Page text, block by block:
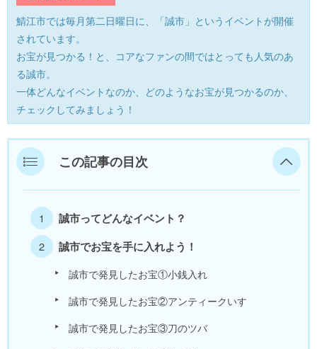
鯖江市では毎月第二日曜日に、「誠市」というイベントが開催
されています。
お宝が見つかる！と、コアなファンの間ではとっても人気のあ
る誠市。
一体どんなイベントなのか、どのようなお宝が見つかるのか、
チェックしてみましょう！
この記事の目次
誠市ってどんなイベント？
誠市でお宝を手に入れよう！
誠市で発見したお宝①小銭入れ
誠市で発見したお宝②アンティークいす
誠市で発見したお宝③刀のツバ
高浜町
敦賀市
南越前町
若狭町
福井県外